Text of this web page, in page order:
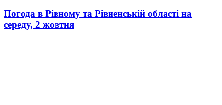
Погода в Рівному та Рівненській області на
середу, 2 жовтня